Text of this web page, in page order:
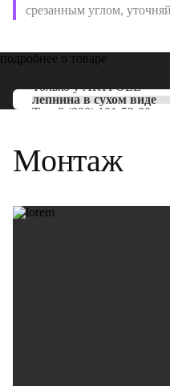
срезанным углом,
подробнее о товаре
Только уARTPOLE
лепнина в сухом виде
Тел: 8 (800) 101-53-00
Монтаж